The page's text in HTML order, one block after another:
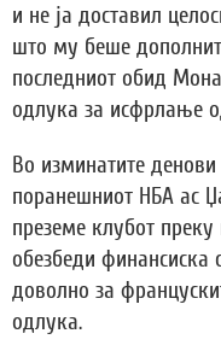
и не ја доставил
што му беше
последниот обид
одлука за исфрлање
Во изминатите
поранешниот НБА ас
преземе клубот
обезбеди финансиска
доволно за
одлука.